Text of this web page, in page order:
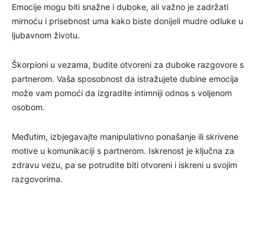
Emocije mogu biti snažne i duboke, ali važno je zadržati
mirnoću i prisebnost uma kako biste donijeli mudre odluke u
ljubavnom životu.
Škorpioni u vezama, budite otvoreni za duboke razgovore s
partnerom. Vaša sposobnost da istražujete dubine emocija
može vam pomoći da izgradite intimniji odnos s voljenom
osobom.
Međutim, izbjegavajte manipulativno ponašanje ili skrivene
motive u komunikaciji s partnerom. Iskrenost je ključna za
zdravu vezu, pa se potrudite biti otvoreni i iskreni u svojim
razgovorima.